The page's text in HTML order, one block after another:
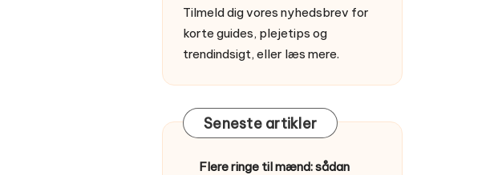
Tilmeld dig vores nyhedsbrev for
korte guides, plejetips og
trendindsigt, eller læs mere.
Seneste artikler
Flere ringe til mænd: sådan